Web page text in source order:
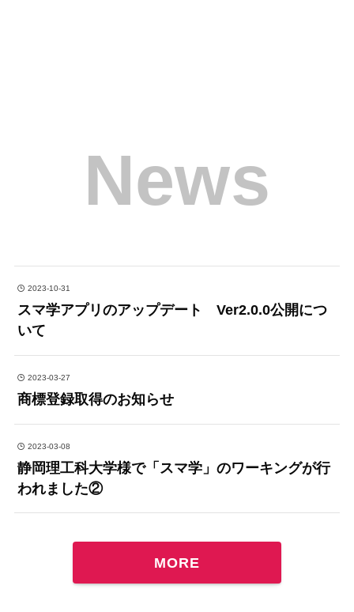
News
2023-10-31
スマ学アプリのアップデート Ver2.0.0公開につ
いて
2023-03-27
商標登録取得のお知らせ
2023-03-08
静岡理工科大学様で「スマ学」のワーキングが行
われました②
MORE